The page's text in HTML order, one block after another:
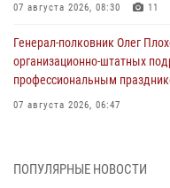
07 августа 2026, 08:30 11
Генерал-полковник Олег
организационно-штатных
профессиональным
07 августа 2026, 06:47
Всероссийском семинаре в
ПОПУЛЯРНЫЕ НОВОСТИ